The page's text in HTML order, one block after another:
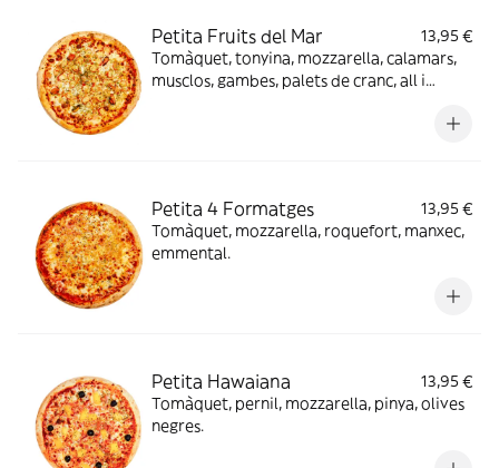
Petita Fruits del Mar
13,95 €
Tomàquet, tonyina, mozzarella, calamars,
musclos, gambes, palets de cranc, all i
Petita 4 Formatges
13,95 €
Tomàquet, mozzarella, roquefort, manxec,
emmental.
Petita Hawaiana
13,95 €
Tomàquet, pernil, mozzarella, pinya, olives
negres.